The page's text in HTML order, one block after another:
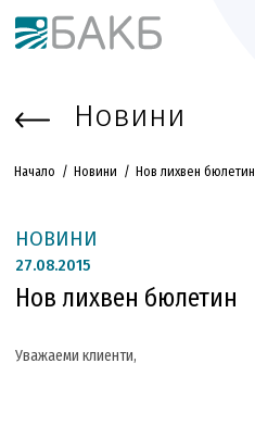
Към основното съдържание
Новини
Начало Новини Нов лихвен бюлетин
НОВИНИ
27.08.2015
Нов лихвен бюлетин
Уважаеми клиенти,